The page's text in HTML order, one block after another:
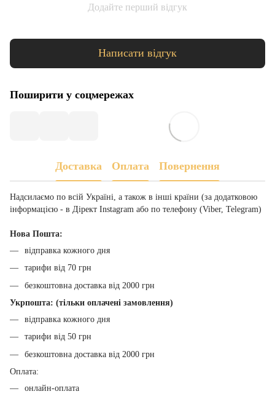
Додайте перший відгук
Написати відгук
Поширити у соцмережах
Доставка Оплата Повернення
Надсилаємо по всій Україні, а також в інші країни (за додатковою
інформацією - в Дірект Instagram або по телефону (Viber, Telegram)
Нова Пошта:
відправка кожного дня
тарифи від 70 грн
безкоштовна доставка від 2000 грн
Укрпошта: (тільки оплачені замовлення)
відправка кожного дня
тарифи від 50 грн
безкоштовна доставка від 2000 грн
Оплата:
онлайн-оплата